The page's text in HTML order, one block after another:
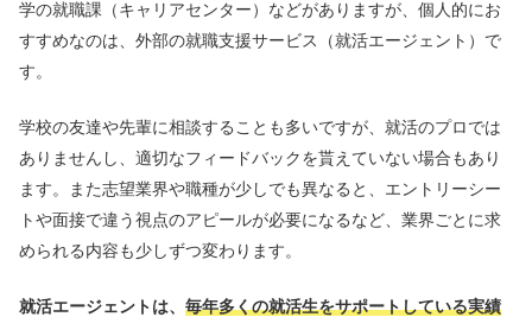
学の就職課（キャリアセンター）などがありますが、個人的にお
すすめなのは、外部の就職支援サービス（就活エージェント）で
す。
学校の友達や先輩に相談することも多いですが、就活のプロでは
ありませんし、適切なフィードバックを貰えていない場合もあり
ます。また志望業界や職種が少しでも異なると、エントリーシー
トや面接で違う視点のアピールが必要になるなど、業界ごとに求
められる内容も少しずつ変わります。
就活エージェントは、 毎年多くの就活生をサポートしている実績